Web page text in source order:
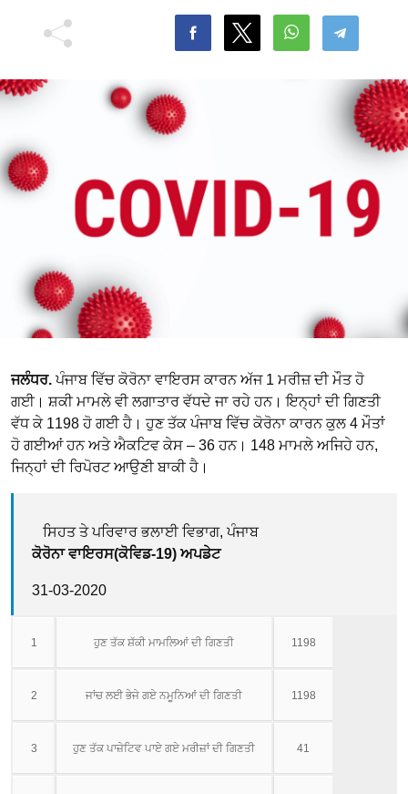
ਜਲੰਧਰ.ਪੰਜਾਬ ਵਿੱਚ ਕੋਰੋਨਾ ਵਾਇਰਸ ਕਾਰਨ ਅੱਜ 1 ਮਰੀਜ਼ ਦੀ ਮੌਤ ਹੋ
ਗਈ। ਸ਼ਕੀ ਮਾਮਲੇ ਵੀ ਲਗਾਤਾਰ ਵੱਧਦੇ ਜਾ ਰਹੇ ਹਨ। ਇਨ੍ਹਾਂ ਦੀ ਗਿਣਤੀ
ਵੱਧ ਕੇ 1198 ਹੋ ਗਈ ਹੈ। ਹੁਣ ਤੱਕ ਪੰਜਾਬ ਵਿੱਚ ਕੋਰੋਨਾ ਕਾਰਨ ਕੁਲ 4 ਮੌਤਾਂ
ਹੋ ਗਈਆਂ ਹਨ ਅਤੇ ਐਕਟਿਵ ਕੇਸ – 36 ਹਨ। 148 ਮਾਮਲੇ ਅਜਿਹੇ ਹਨ,
ਜਿਨ੍ਹਾਂ ਦੀ ਰਿਪੋਰਟ ਆਉਣੀ ਬਾਕੀ ਹੈ।
ਸਿਹਤ ਤੇ ਪਰਿਵਾਰ ਭਲਾਈ ਵਿਭਾਗ, ਪੰਜਾਬ
ਕੋਰੋਨਾ ਵਾਇਰਸ(ਕੋਵਿਡ-19) ਅਪਡੇਟ
31-03-2020
1 ਹੁਣ ਤੱਕ ਸ਼ੱਕੀ ਮਾਮਲਿਆਂ ਦੀ ਗਿਣਤੀ 1198
2 ਜਾਂਚ ਲਈ ਭੇਜੇ ਗਏ ਨਮੂਨਿਆਂ ਦੀ ਗਿਣਤੀ 1198
3 ਹੁਣ ਤੱਕ ਪਾਜ਼ੇਟਿਵ ਪਾਏ ਗਏ ਮਰੀਜ਼ਾਂ ਦੀ ਗਿਣਤੀ 41